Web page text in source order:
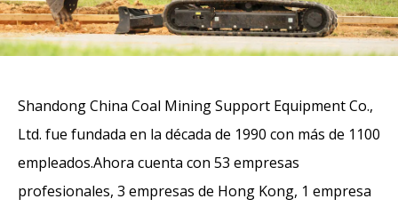
Shandong China Coal Mining Support Equipment Co.,
Ltd. fue fundada en la década de 1990 con más de 1100
empleados.Ahora cuenta con 53 empresas
profesionales, 3 empresas de Hong Kong, 1 empresa